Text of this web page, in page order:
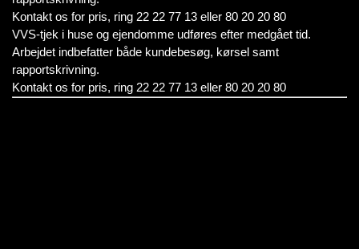
Kontakt os for pris, ring 22 22 77 13 eller 80 20 20 80
VVS-tjek i huse og ejendomme udføres efter medgået tid.
Arbejdet indbefatter både kundebesøg, kørsel samt
rapportskrivning.
Kontakt os for pris, ring 22 22 77 13 eller 80 20 20 80